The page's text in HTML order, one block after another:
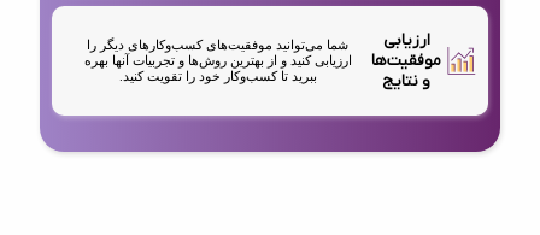
ارزیابی
موفقیت‌ها
و نتایج
شما می‌توانید موفقیت‌های کسب‌وکارهای دیگر را
ارزیابی کنید و از بهترین روش‌ها و تجربیات آنها بهره
ببرید تا کسب‌وکار خود را تقویت کنید.